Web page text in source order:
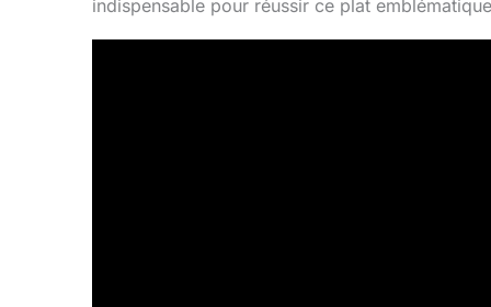
indispensable pour réussir ce plat